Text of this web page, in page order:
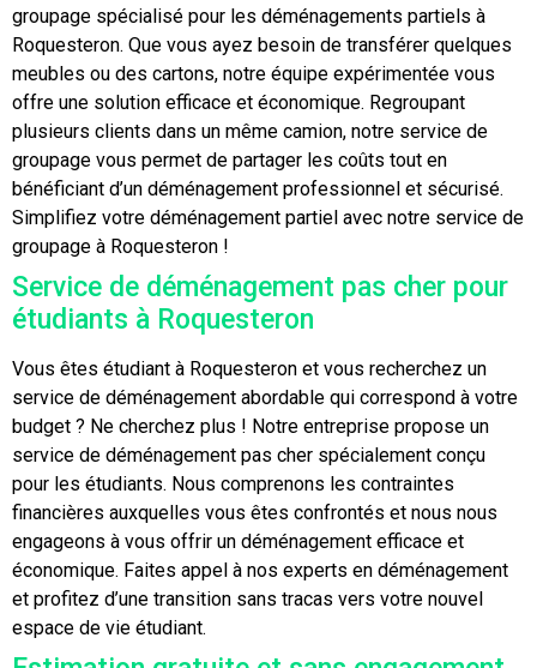
groupage spécialisé pour les déménagements partiels à
Roquesteron. Que vous ayez besoin de transférer quelques
meubles ou des cartons, notre équipe expérimentée vous
offre une solution efficace et économique. Regroupant
plusieurs clients dans un même camion, notre service de
groupage vous permet de partager les coûts tout en
bénéficiant d’un déménagement professionnel et sécurisé.
Simplifiez votre déménagement partiel avec notre service de
groupage à Roquesteron !
Service de déménagement pas cher pour
étudiants à Roquesteron
Vous êtes étudiant à Roquesteron et vous recherchez un
service de déménagement abordable qui correspond à votre
budget ? Ne cherchez plus ! Notre entreprise propose un
service de déménagement pas cher spécialement conçu
pour les étudiants. Nous comprenons les contraintes
financières auxquelles vous êtes confrontés et nous nous
engageons à vous offrir un déménagement efficace et
économique. Faites appel à nos experts en déménagement
et profitez d’une transition sans tracas vers votre nouvel
espace de vie étudiant.